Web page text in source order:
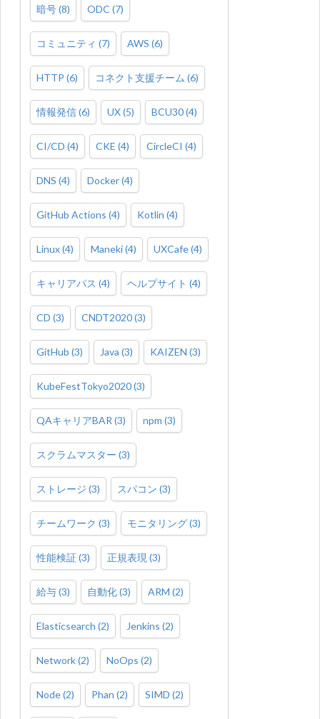
暗号(8) ODC (7)
コミュニティ (7) AWS (6)
HTTP (6) コネクト支援チーム (6)
情報発信(6) UX(5) BCU30(4)
CI/CD (4) CKE (4) CircleCI (4)
DNS (4) Docker(4)
GitHub Actions (4) Kotlin (4)
Linux(4) Maneki(4) UXCafe(4)
キャリアパス (4) ヘルプサイト (4)
CD (3) CNDT2020(3)
GitHub (3) Java (3) KAIZEN (3)
KubeFestTokyo2020(3)
QAキャリアBAR (3) npm (3)
スクラムマスター (3)
ストレージ (3) スパコン (3)
チームワーク (3) モニタリング(3)
性能検証(3) 正規表現 (3)
給与(3) 自動化(3) ARM (2)
Elasticsearch (2) Jenkins (2)
Network(2) NoOps (2)
Node(2) Phan (2) SIMD (2)